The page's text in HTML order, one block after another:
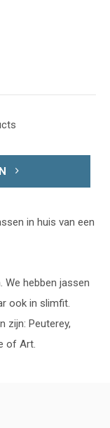
in huis van een
We hebben jassen
ook in slimfit.
zijn: Peuterey,
of Art.